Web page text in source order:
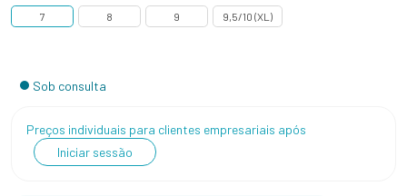
7 8 9 9,5/10 (XL)
Sob consulta
Preços individuais para clientes empresariais após
Iniciar sessão